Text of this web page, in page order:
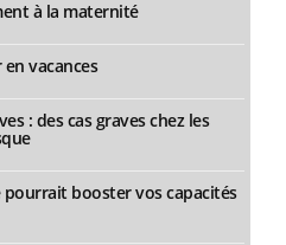
à la maternité
vacances
: des cas graves chez les
booster vos capacités